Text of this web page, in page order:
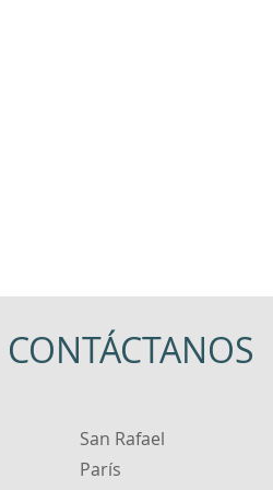
CONTÁCTANOS
San Rafael
París